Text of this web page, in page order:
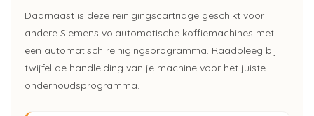
Daarnaast is deze reinigingscartridge geschikt voor
andere Siemens volautomatische koffiemachines met
een automatisch reinigingsprogramma. Raadpleeg bij
twijfel de handleiding van je machine voor het juiste
onderhoudsprogramma.